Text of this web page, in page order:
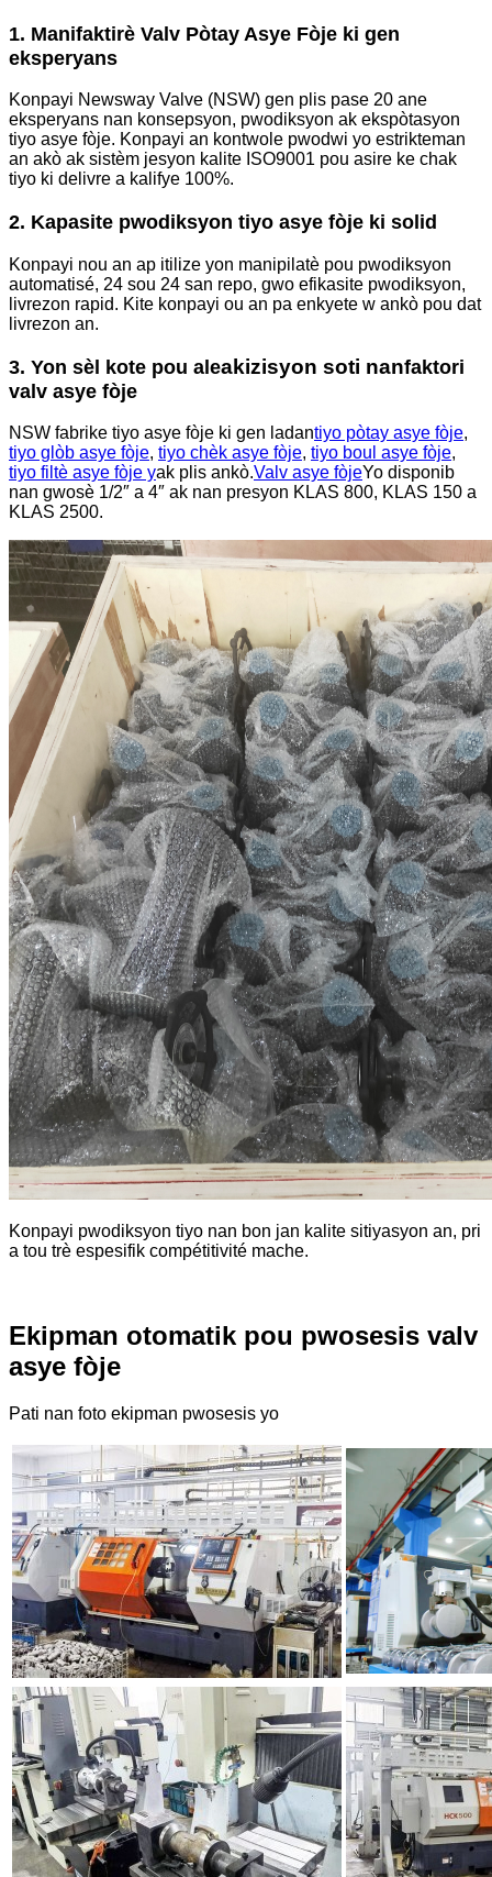
1. Manifaktirè Valv Pòtay Asye Fòje ki gen
eksperyans
Konpayi Newsway Valve (NSW) gen plis pase 20 ane
eksperyans nan konsepsyon, pwodiksyon ak ekspòtasyon
tiyo asye fòje. Konpayi an kontwole pwodwi yo estrikteman
an akò ak sistèm jesyon kalite ISO9001 pou asire ke chak
tiyo ki delivre a kalifye 100%.
2. Kapasite pwodiksyon tiyo asye fòje ki solid
Konpayi nou an ap itilize yon manipilatè pou pwodiksyon
automatisé, 24 sou 24 san repo, gwo efikasite pwodiksyon,
livrezon rapid. Kite konpayi ou an pa enkyete w ankò pou dat
livrezon an.
3. Yon sèl kote pou aleakizisyon soti nanfaktori
valv asye fòje
NSW fabrike tiyo asye fòje ki gen ladantiyo pòtay asye fòje,
tiyo glòb asye fòje, tiyo chèk asye fòje, tiyo boul asye fòje,
tiyo filtè asye fòje yak plis ankò.Valv asye fòjeYo disponib
nan gwosè 1/2″ a 4″ ak nan presyon KLAS 800, KLAS 150 a
KLAS 2500.
Konpayi pwodiksyon tiyo nan bon jan kalite sitiyasyon an, pri
a tou trè espesifik compétitivité mache.
Ekipman otomatik pou pwosesis valv
asye fòje
Pati nan foto ekipman pwosesis yo